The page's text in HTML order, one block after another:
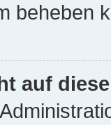
beheben
auf